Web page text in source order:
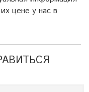
цене у нас в